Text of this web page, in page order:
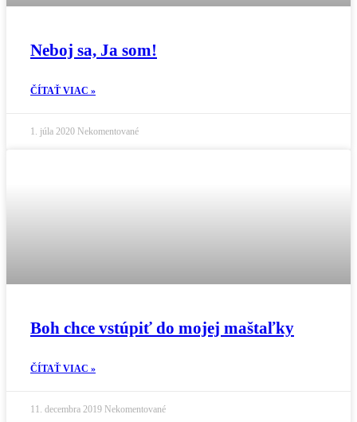
Neboj sa, Ja som!
ČÍTAŤ VIAC »
1. júla 2020 Nekomentované
Boh chce vstúpiť do mojej maštaľky
ČÍTAŤ VIAC »
11. decembra 2019 Nekomentované